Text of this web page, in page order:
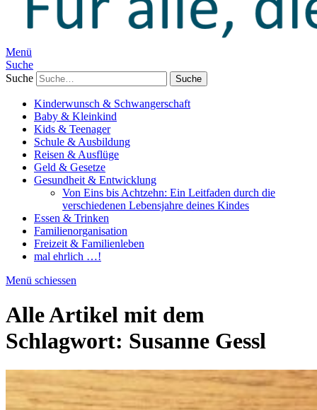
Menü
Suche
Suche
Kinderwunsch & Schwangerschaft
Baby & Kleinkind
Kids & Teenager
Schule & Ausbildung
Reisen & Ausflüge
Geld & Gesetze
Gesundheit & Entwicklung
Von Eins bis Achtzehn: Ein Leitfaden durch die
verschiedenen Lebensjahre deines Kindes
Essen & Trinken
Familienorganisation
Freizeit & Familienleben
mal ehrlich …!
Menü schiessen
Alle Artikel mit dem
Schlagwort: Susanne Gessl